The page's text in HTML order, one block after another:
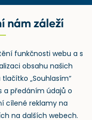
nám záleží
funkčnosti webu a s
obsahu našich
„Souhlasím“
a předáním údajů o
cílené reklamy na
na dalších webech.